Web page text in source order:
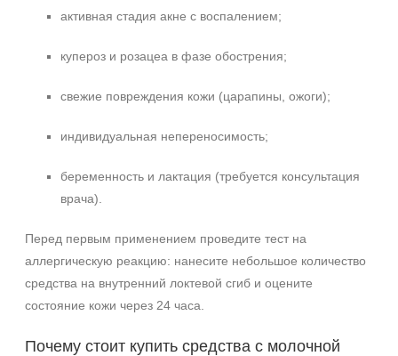
активная стадия акне с воспалением;
купероз и розацеа в фазе обострения;
свежие повреждения кожи (царапины, ожоги);
индивидуальная непереносимость;
беременность и лактация (требуется консультация
врача).
Перед первым применением проведите тест на
аллергическую реакцию: нанесите небольшое количество
средства на внутренний локтевой сгиб и оцените
состояние кожи через 24 часа.
Почему стоит купить средства с молочной